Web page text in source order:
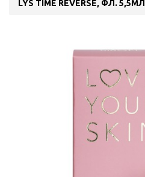
LYS TIME REVERSE, ФЛ. 5,5МЛ